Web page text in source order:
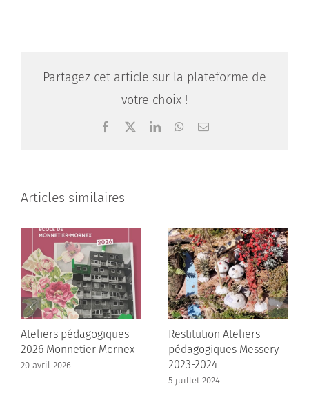
Partagez cet article sur la plateforme de
votre choix !
Facebook LinkedInWhatsApp
Email
Articles similaires
Ateliers pédagogiques
2026 Monnetier Mornex
20 avril 2026
Restitution Ateliers
pédagogiques Messery
2023-2024
5 juillet 2024